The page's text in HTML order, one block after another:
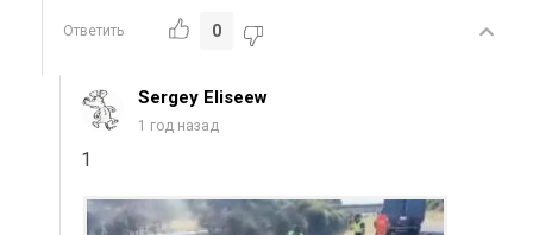
Ответить 0
Sergey Eliseew
1 год назад
1